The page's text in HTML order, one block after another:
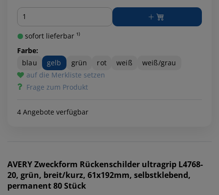
Menge
sofort lieferbar ¹⁾
Farbe:
blau
gelb grün rot weiß
weiß/grau
auf die Merkliste setzen
Frage zum Produkt
4 Angebote verfügbar
AVERY Zweckform Rückenschilder ultragrip L4768-
20, grün, breit/kurz, 61x192mm, selbstklebend,
permanent 80 Stück